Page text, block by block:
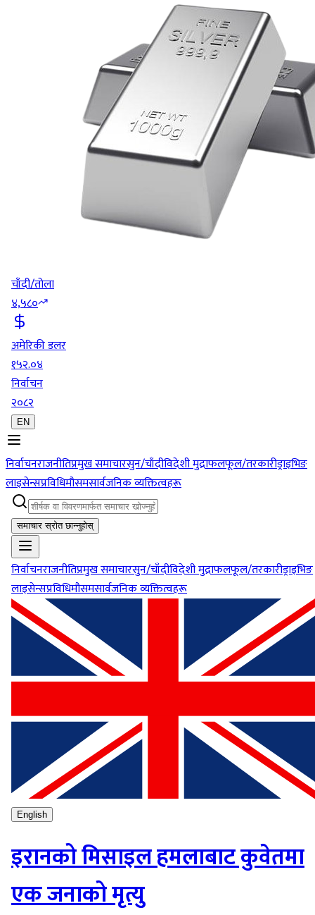
चाँदी/तोला
४,५८०
अमेरिकी डलर
१५२.०४
निर्वाचन
२०८२
EN
निर्वाचनराजनीतिप्रमुख समाचारसुन/चाँदीविदेशी मुद्राफलफूल/तरकारीड्राइभिङ
लाइसेन्सप्रविधिमौसमसार्वजनिक व्यक्तित्वहरू
समाचार स्रोत छान्नुहोस्
निर्वाचनराजनीतिप्रमुख समाचारसुन/चाँदीविदेशी मुद्राफलफूल/तरकारीड्राइभिङ
लाइसेन्सप्रविधिमौसमसार्वजनिक व्यक्तित्वहरू
English
इरानको मिसाइल हमलाबाट कुवेतमा
एक जनाको मृत्यु